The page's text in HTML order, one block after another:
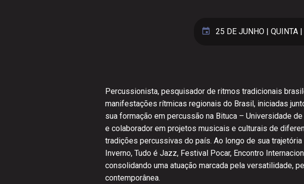
25 DE JUNHO | QUINTA
Percussionista, pesquisador de ritmos tradicionais
manifestações rítmicas regionais do Brasil, iniciadas
sua formação em percussão na Bituca – Universidade
e colaborador em projetos musicais e culturais de
tradições percussivas do país. Ao longo de sua
Inverno, Tudo é Jazz, Festival Pocar, Encontro
consolidando uma atuação marcada pela versatilidade,
contemporânea.